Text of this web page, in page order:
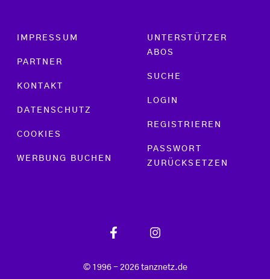
Footer menu
IMPRESSUM
PARTNER
KONTAKT
DATENSCHUTZ
COOKIES
WERBUNG BUCHEN
UNTERSTÜTZER
ABOS
SUCHE
LOGIN
REGISTRIEREN
PASSWORT
ZURÜCKSETZEN
© 1996 - 2026 tanznetz.de